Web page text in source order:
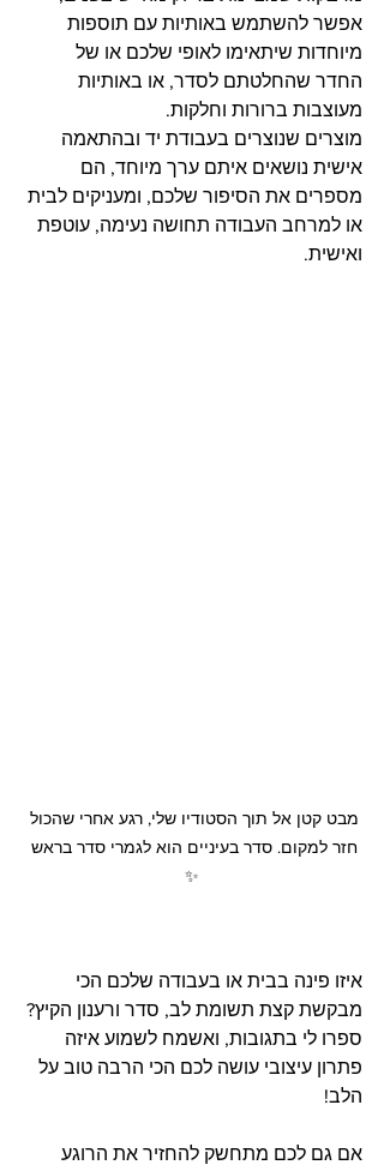
אפשר להשתמש באותיות עם תוספות
מיוחדות שיתאימו לאופי שלכם או של
החדר שהחלטתם לסדר, או באותיות
מעוצבות ברורות וחלקות.
מוצרים שנוצרים בעבודת יד ובהתאמה
אישית נושאים איתם ערך מיוחד, הם
מספרים את הסיפור שלכם, ומעניקים לבית
או למרחב העבודה תחושה נעימה, עוטפת
ואישית.
מבט קטן אל תוך הסטודיו שלי, רגע אחרי שהכול
חזר למקום. סדר בעיניים הוא לגמרי סדר בראש
✨
איזו פינה בבית או בעבודה שלכם הכי
מבקשת קצת תשומת לב, סדר ורענון הקיץ?
ספרו לי בתגובות, ואשמח לשמוע איזה
פתרון עיצובי עושה לכם הכי הרבה טוב על
הלב!
אם גם לכם מתחשק להחזיר את הרוגע